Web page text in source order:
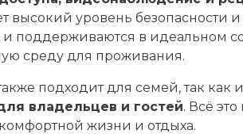
высокий уровень
поддерживаются в идеальном
среду для проживания.
подходит для семей, так как
владельцев и гостей. Всё
жизни и отдыха.